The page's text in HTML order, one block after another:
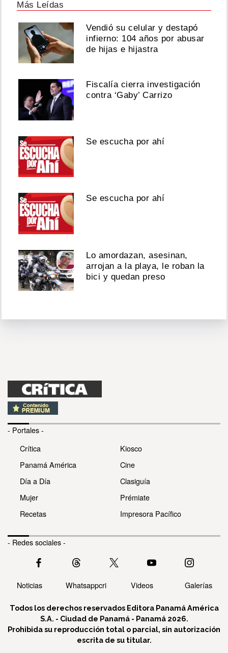
Más Leídas
Vendió su celular y destapó
infierno: 104 años por abusar
de hijas e hijastra
Fiscalía cierra investigación
contra ‘Gaby’ Carrizo
Se escucha por ahí
Se escucha por ahí
Lo amordazan, asesinan,
arrojan a la playa, le roban la
bici y quedan preso
- Portales -
Crítica
Panamá América
Día a Día
Mujer
Recetas
Kiosco
Cine
Clasiguía
Prémiate
Impresora Pacífico
- Redes sociales -
Noticias Whatsappcri Videos Galerías
Todos los derechos reservados Editora Panamá América
S.A. - Ciudad de Panamá - Panamá 2026.
Prohibida su reproducción total o parcial, sin autorización
escrita de su titular.